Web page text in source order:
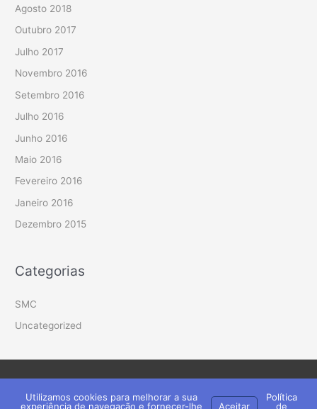
Agosto 2018
Outubro 2017
Julho 2017
Novembro 2016
Setembro 2016
Julho 2016
Junho 2016
Maio 2016
Fevereiro 2016
Janeiro 2016
Dezembro 2015
Categorias
SMC
Uncategorized
Theme
Utilizamos cookies para melhorar a sua
experiência de navegação e fornecer-lhe
Aceitar
Política
de